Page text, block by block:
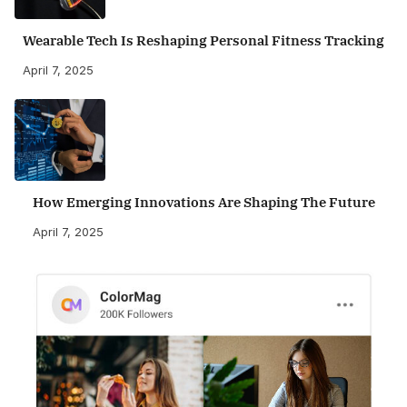
Wearable Tech Is Reshaping Personal Fitness Tracking
April 7, 2025
How Emerging Innovations Are Shaping The Future
April 7, 2025